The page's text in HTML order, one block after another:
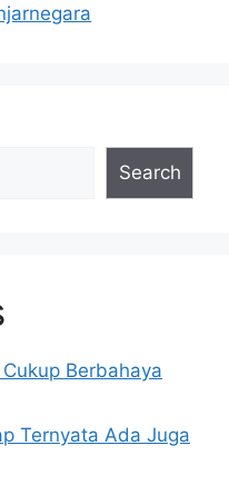
Search
Berbahaya
Ternyata Ada Juga